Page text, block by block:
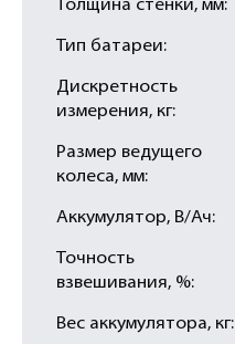
Толщина стенки, мм:
Тип батареи:
Дискретность
измерения, кг:
Размер ведущего
колеса, мм:
Аккумулятор, В/Ач:
Точность
взвешивания, %:
Вес аккумулятора, кг: